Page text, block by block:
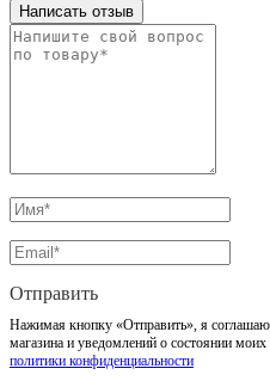
Написать отзыв
Отправить
Нажимая кнопку «Отправить», я
магазина и уведомлений о состоянии
политики конфиденциальности